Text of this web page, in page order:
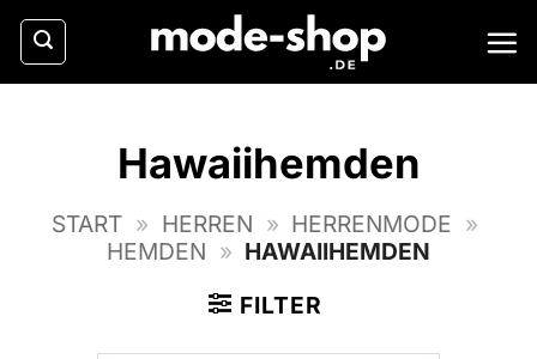
Zum
Inhalt
springen
Hawaiihemden
START » HERREN » HERRENMODE »
HEMDEN » HAWAIIHEMDEN
FILTER